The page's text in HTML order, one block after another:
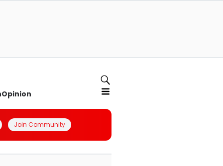
Opinion
Join Community